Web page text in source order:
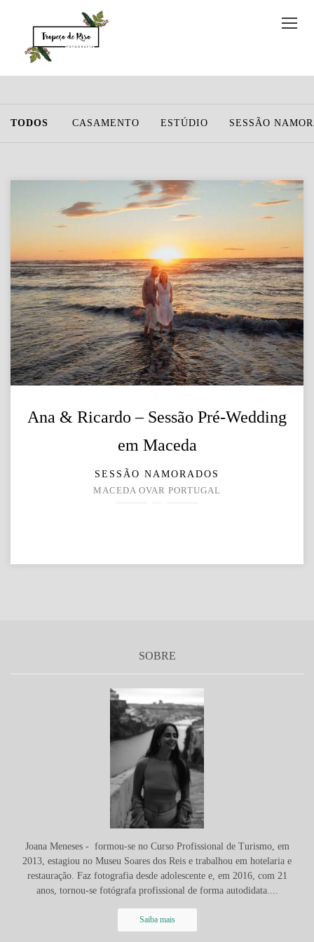
TODOS CASAMENTO ESTÚDIO SESSÃO
Ana & Ricardo – Sessão Pré-Wedding
em Maceda
SESSÃO NAMORADOS
MACEDA OVAR PORTUGAL
SOBRE
Joana Meneses - formou-se no Curso Profissional de Turismo, em
2013, estagiou no Museu Soares dos Reis e trabalhou em hotelaria e
restauração. Faz fotografia desde adolescente e, em 2016, com 21
anos, tornou-se fotógrafa profissional de forma autodidata....
Saiba mais